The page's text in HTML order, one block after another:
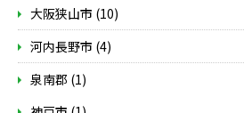
大阪狭山市 (10)
河内長野市 (4)
泉南郡 (1)